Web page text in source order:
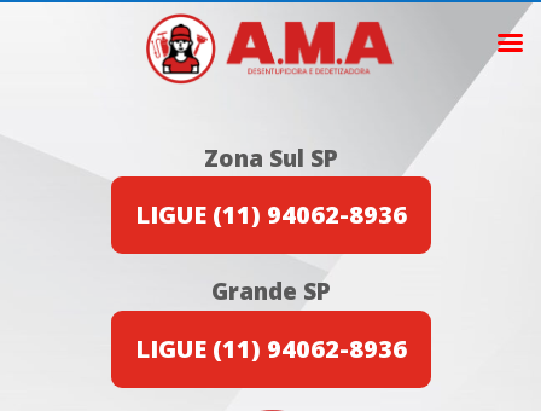
Zona Sul SP
LIGUE (11) 94062-8936
Grande SP
LIGUE (11) 94062-8936